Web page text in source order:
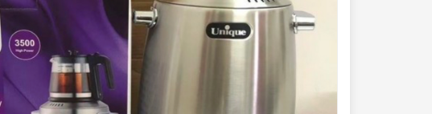
کتری قوری
آبمیوه گیری
◼️ تجهیزات آشپرخانه
اجاق گاز مبله
اجاق گاز صفحه ای